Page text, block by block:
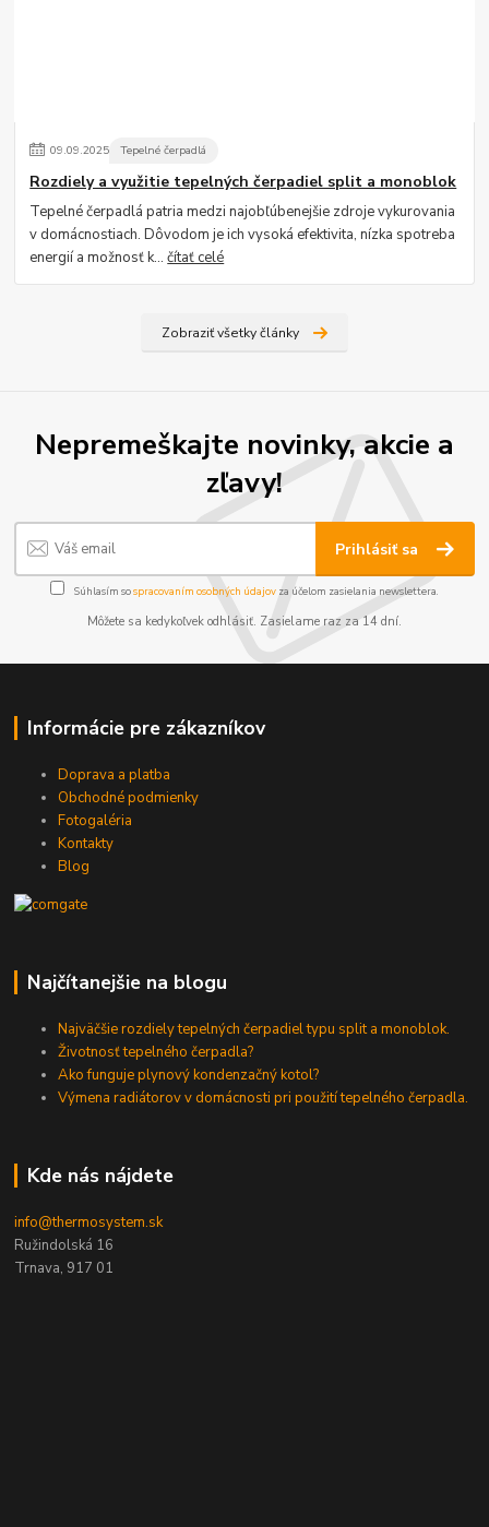
09.09.2025 Tepelné čerpadlá
Rozdiely a využitie tepelných čerpadiel split a monoblok
Tepelné čerpadlá patria medzi najobľúbenejšie zdroje vykurovania
v domácnostiach. Dôvodom je ich vysoká efektivita, nízka spotreba
energií a možnosť k...čítať celé
Zobraziť všetky články
Nepremeškajte novinky, akcie a
zľavy!
Prihlásiť sa
Súhlasím sospracovaním osobných údajov za účelom zasielania newslettera.
Môžete sa kedykoľvek odhlásiť. Zasielame raz za 14 dní.
Informácie pre zákazníkov
Doprava a platba
Obchodné podmienky
Fotogaléria
Kontakty
Blog
Najčítanejšie na blogu
Najväčšie rozdiely tepelných čerpadiel typu split a monoblok.
Životnosť tepelného čerpadla?
Ako funguje plynový kondenzačný kotol?
Výmena radiátorov v domácnosti pri použití tepelného čerpadla.
Kde nás nájdete
info@thermosystem.sk
Ružindolská 16
Trnava, 917 01